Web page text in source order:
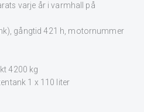
varje år i varmhall på
gångtid 421 h, motornummer
4200 kg
1 x 110 liter